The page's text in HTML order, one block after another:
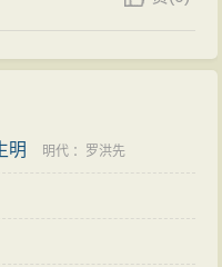
颇有赞誉：“古今政书
，恐怕要以樊的判辞
现他的报国之志。
：三字沉冤郁未伸，
，湖上骑驴有故人。
明 明代 ： 罗洪先